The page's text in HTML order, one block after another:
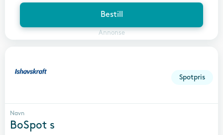
Bestill
Annonse
Spotpris
Navn
BoSpot s